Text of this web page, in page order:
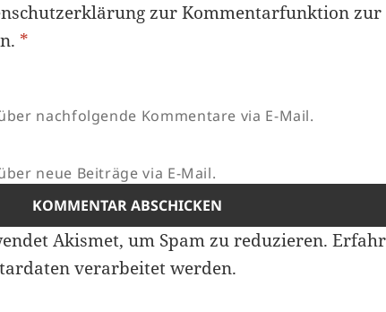
zur Kommentarfunktion zur
*
nachfolgende Kommentare via E-Mail.
neue Beiträge via E-Mail.
Akismet, um Spam zu reduzieren.
verarbeitet werden.